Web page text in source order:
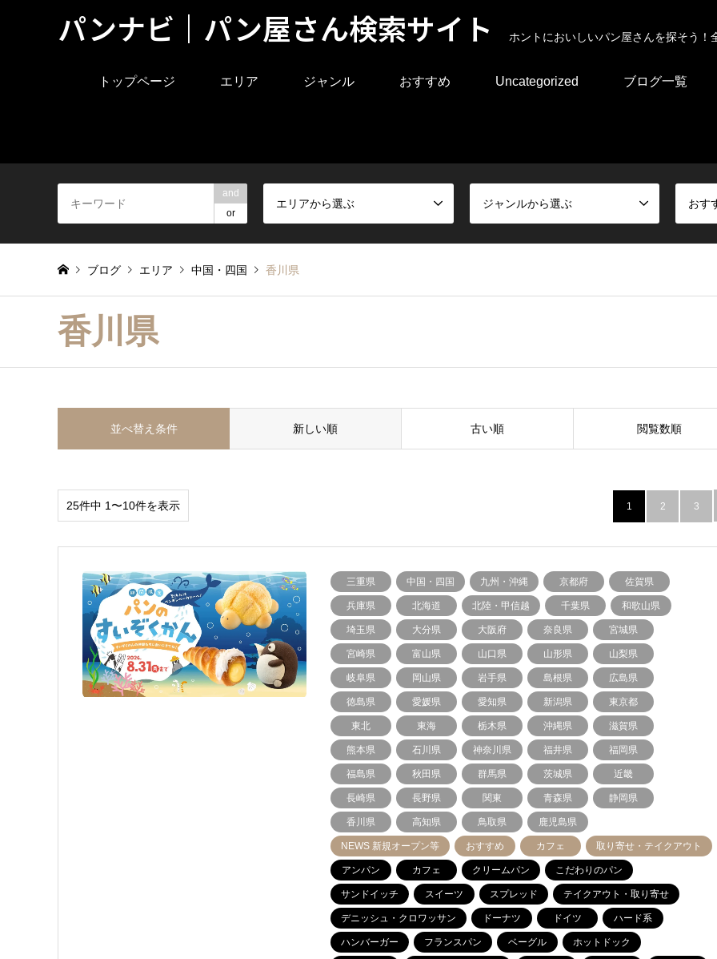
パンナビ｜パン屋さん検索サイト ホントにおいしいパン屋さんを探そう
トップページ エリア ジャンル おすすめ Uncategorized ブログ一覧
and
or
エリアから選ぶ ジャンルから選ぶ おす
ブログ エリア 中国・四国 香川県
香川県
並べ替え条件 新しい順 古い順 閲覧数順
25件中 1〜10件を表示 1 2 3
三重県 中国・四国 九州・沖縄 京都府 佐賀県
兵庫県 北海道 北陸・甲信越 千葉県 和歌山県
埼玉県 大分県 大阪府 奈良県 宮城県
宮崎県 富山県 山口県 山形県 山梨県
岐阜県 岡山県 岩手県 島根県 広島県
徳島県 愛媛県 愛知県 新潟県 東京都
東北 東海 栃木県 沖縄県 滋賀県
熊本県 石川県 神奈川県 福井県 福岡県
福島県 秋田県 群馬県 茨城県 近畿
長崎県 長野県 関東 青森県 静岡県
香川県 高知県 鳥取県 鹿児島県
NEWS 新規オープン等 おすすめ カフェ 取り寄せ・テイクアウト
アンパン カフェ クリームパン こだわりのパン
サンドイッチ スイーツ スプレッド テイクアウト・取り寄せ
デニッシュ・クロワッサン ドーナツ ドイツ ハード系
ハンバーガー フランスパン ベーグル ホットドック